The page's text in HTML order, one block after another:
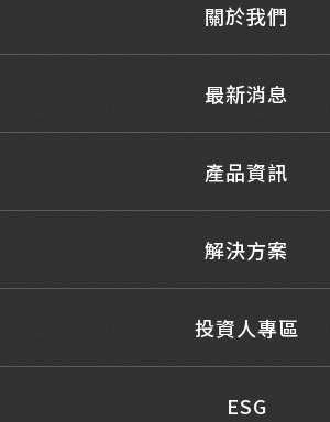
關於我們
最新消息
產品資訊
解決方案
投資人專區
ESG